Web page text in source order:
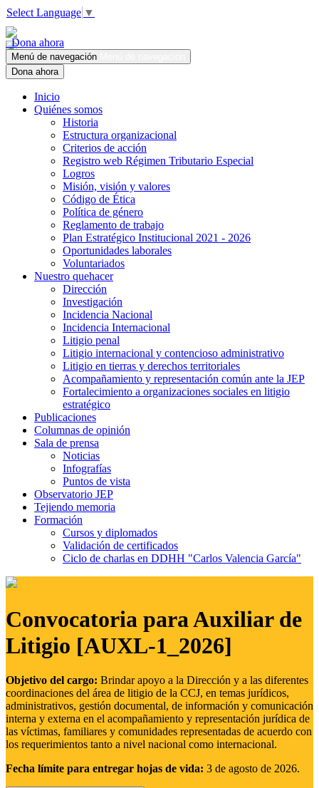
Select Language ▼
Dona ahora
Menú de navegación
Dona ahora
Inicio
Quiénes somos
Historia
Estructura organizacional
Criterios de acción
Registro web Régimen Tributario Especial
Logros
Misión, visión y valores
Código de Ética
Política de género
Reglamento de trabajo
Plan Estratégico Institucional 2021 - 2026
Oportunidades laborales
Voluntariados
Nuestro quehacer
Dirección
Investigación
Incidencia Nacional
Incidencia Internacional
Litigio penal
Litigio internacional y contencioso administrativo
Litigio en tierras y derechos territoriales
Acompañamiento y representación común ante la JEP
Fortalecimiento a organizaciones sociales en litigio
estratégico
Publicaciones
Columnas de opinión
Sala de prensa
Noticias
Infografías
Puntos de vista
Observatorio JEP
Tejiendo memoria
Formación
Cursos y diplomados
Validación de certificados
Ciclo de charlas en DDHH "Carlos Valencia García"
Convocatoria para Auxiliar de
Litigio [AUXL-1_2026]
Objetivo del cargo: Brindar apoyo a la Dirección y a las diferentes
coordinaciones del área de litigio de la CCJ, en temas jurídicos,
administrativos, gestión documental, de información y comunicación
interna y externa en el acompañamiento y representación jurídica de
las víctimas, familiares y comunidades representadas de acuerdo con
los requerimientos tanto a nivel nacional como internacional.
Fecha límite para entregar hojas de vida: 3 de agosto de 2026.